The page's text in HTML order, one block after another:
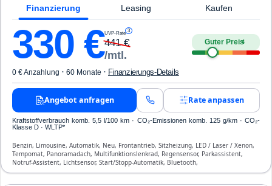
Finanzierung Leasing Kaufen
330 €UVP-Rate 3
441€
/mtl.
Guter Preis4
0 € Anzahlung · 60 Monate · Finanzierungs-Details
Angebot anfragen Rate anpassen
Kraftstoffverbrauch komb. 5,5 l/100 km · CO₂-Emissionen komb. 125 g/km · CO₂-
Klasse D · WLTP*
Benzin, Limousine, Automatik, Neu, Frontantrieb, Sitzheizung, LED / Laser / Xenon,
Tempomat, Panoramadach, Multifunktionslenkrad, Regensensor, Parkassistent,
Notruf-Assistent, Lichtsensor, Start/Stopp-Automatik, Bluetooth,
Freisprecheinrichtung, Verkehrszeichen-Erkennung, ESP, ABS, Klimatisierung, Front-,